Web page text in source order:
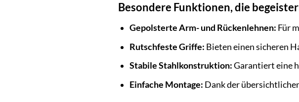
Besondere Funktionen, die
Gepolsterte Arm- und Rückenlehnen: Für
Rutschfeste Griffe: Bieten einen sicheren
Stabile Stahlkonstruktion:Garantiert eine
Einfache Montage: Dank der